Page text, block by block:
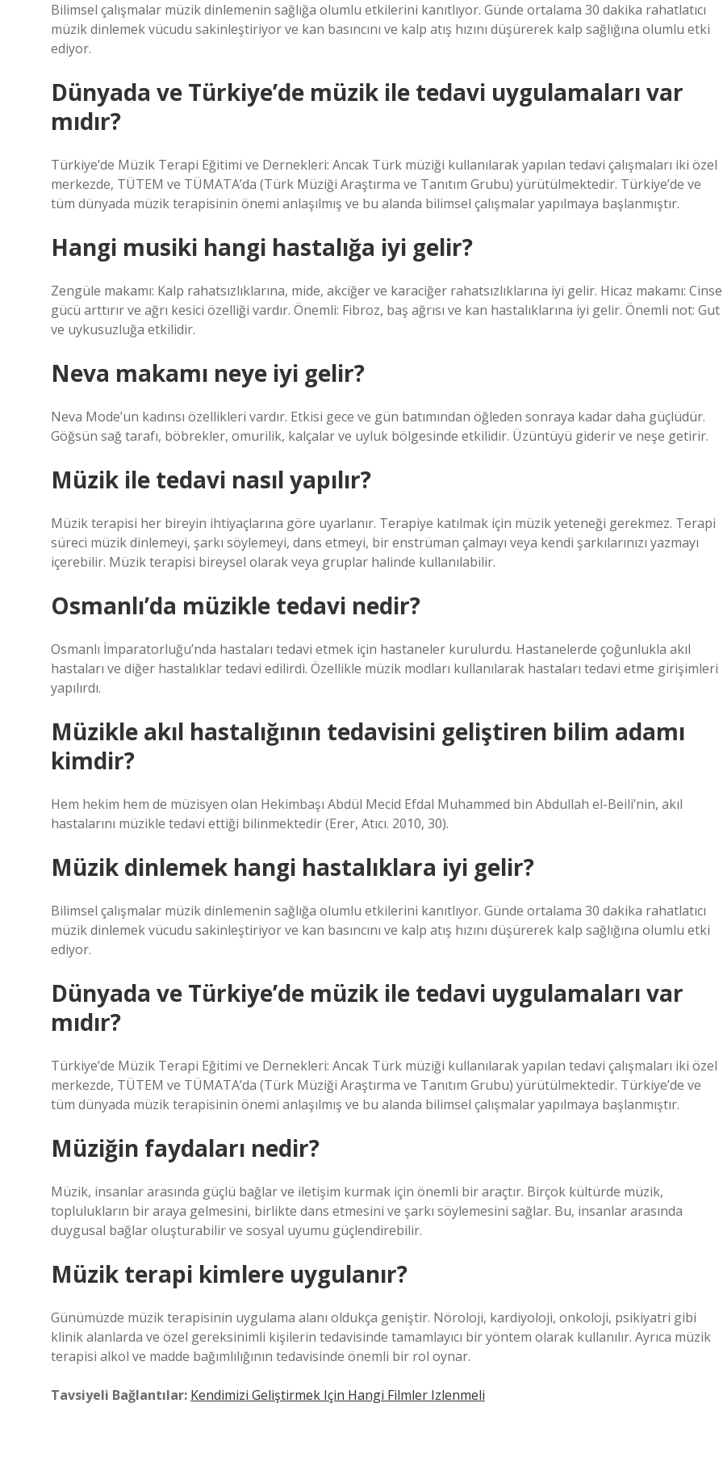
Bilimsel çalışmalar müzik dinlemenin sağlığa olumlu etkilerini kanıtlıyor. Günde ortalama 30 dakika rahatlatıcı
müzik dinlemek vücudu sakinleştiriyor ve kan basıncını ve kalp atış hızını düşürerek kalp sağlığına olumlu etki
ediyor.
Dünyada ve Türkiye’de müzik ile tedavi uygulamaları var
mıdır?
Türkiye’de Müzik Terapi Eğitimi ve Dernekleri: Ancak Türk müziği kullanılarak yapılan tedavi çalışmaları iki özel
merkezde, TÜTEM ve TÜMATA’da (Türk Müziği Araştırma ve Tanıtım Grubu) yürütülmektedir. Türkiye’de ve
tüm dünyada müzik terapisinin önemi anlaşılmış ve bu alanda bilimsel çalışmalar yapılmaya başlanmıştır.
Hangi musiki hangi hastalığa iyi gelir?
Zengüle makamı: Kalp rahatsızlıklarına, mide, akciğer ve karaciğer rahatsızlıklarına iyi gelir. Hicaz makamı:
gücü arttırır ve ağrı kesici özelliği vardır. Önemli: Fibroz, baş ağrısı ve kan hastalıklarına iyi gelir. Önemli not: Gut
ve uykusuzluğa etkilidir.
Neva makamı neye iyi gelir?
Neva Mode’un kadınsı özellikleri vardır. Etkisi gece ve gün batımından öğleden sonraya kadar daha güçlüdür.
Göğsün sağ tarafı, böbrekler, omurilik, kalçalar ve uyluk bölgesinde etkilidir. Üzüntüyü giderir ve neşe getirir.
Müzik ile tedavi nasıl yapılır?
Müzik terapisi her bireyin ihtiyaçlarına göre uyarlanır. Terapiye katılmak için müzik yeteneği gerekmez. Terapi
süreci müzik dinlemeyi, şarkı söylemeyi, dans etmeyi, bir enstrüman çalmayı veya kendi şarkılarınızı yazmayı
içerebilir. Müzik terapisi bireysel olarak veya gruplar halinde kullanılabilir.
Osmanlı’da müzikle tedavi nedir?
Osmanlı İmparatorluğu’nda hastaları tedavi etmek için hastaneler kurulurdu. Hastanelerde çoğunlukla akıl
hastaları ve diğer hastalıklar tedavi edilirdi. Özellikle müzik modları kullanılarak hastaları tedavi etme girişimleri
yapılırdı.
Müzikle akıl hastalığının tedavisini geliştiren bilim adamı
kimdir?
Hem hekim hem de müzisyen olan Hekimbaşı Abdül Mecid Efdal Muhammed bin Abdullah el-Beili’nin, akıl
hastalarını müzikle tedavi ettiği bilinmektedir (Erer, Atıcı. 2010, 30).
Müzik dinlemek hangi hastalıklara iyi gelir?
Bilimsel çalışmalar müzik dinlemenin sağlığa olumlu etkilerini kanıtlıyor. Günde ortalama 30 dakika rahatlatıcı
müzik dinlemek vücudu sakinleştiriyor ve kan basıncını ve kalp atış hızını düşürerek kalp sağlığına olumlu etki
ediyor.
Dünyada ve Türkiye’de müzik ile tedavi uygulamaları var
mıdır?
Türkiye’de Müzik Terapi Eğitimi ve Dernekleri: Ancak Türk müziği kullanılarak yapılan tedavi çalışmaları iki özel
merkezde, TÜTEM ve TÜMATA’da (Türk Müziği Araştırma ve Tanıtım Grubu) yürütülmektedir. Türkiye’de ve
tüm dünyada müzik terapisinin önemi anlaşılmış ve bu alanda bilimsel çalışmalar yapılmaya başlanmıştır.
Müziğin faydaları nedir?
Müzik, insanlar arasında güçlü bağlar ve iletişim kurmak için önemli bir araçtır. Birçok kültürde müzik,
toplulukların bir araya gelmesini, birlikte dans etmesini ve şarkı söylemesini sağlar. Bu, insanlar arasında
duygusal bağlar oluşturabilir ve sosyal uyumu güçlendirebilir.
Müzik terapi kimlere uygulanır?
Günümüzde müzik terapisinin uygulama alanı oldukça geniştir. Nöroloji, kardiyoloji, onkoloji, psikiyatri gibi
klinik alanlarda ve özel gereksinimli kişilerin tedavisinde tamamlayıcı bir yöntem olarak kullanılır. Ayrıca müzik
terapisi alkol ve madde bağımlılığının tedavisinde önemli bir rol oynar.
Tavsiyeli Bağlantılar: Kendimizi Geliştirmek Için Hangi Filmler Izlenmeli